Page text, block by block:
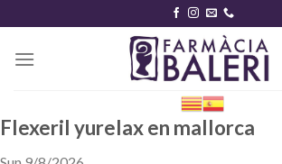
content
Flexeril yurelax en mallorca